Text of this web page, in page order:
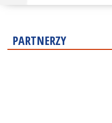
PARTNERZY